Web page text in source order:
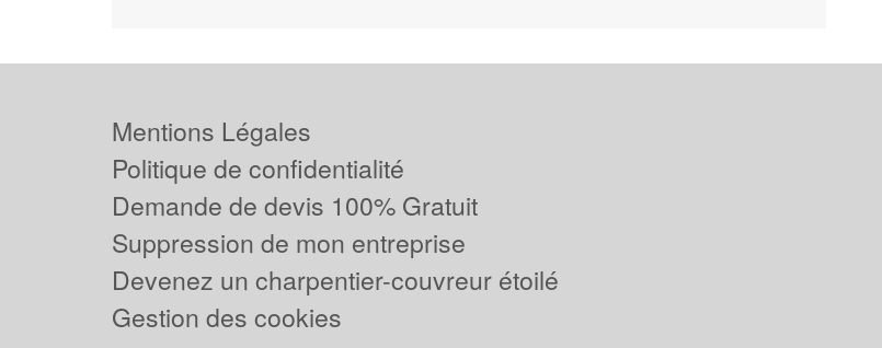
Mentions Légales
Politique de confidentialité
Demande de devis 100% Gratuit
Suppression de mon entreprise
Devenez un charpentier-couvreur étoilé
Gestion des cookies